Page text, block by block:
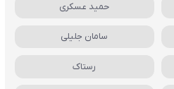
حمید عسکری
سامان جلیلی
رستاک